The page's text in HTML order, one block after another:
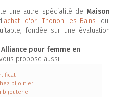
une autre spécialité de Maison
achat d'or Thonon-les-Bains qui
fondée sur une évaluation
Alliance pour femme en
propose aussi :
bijoutier
bijouterie